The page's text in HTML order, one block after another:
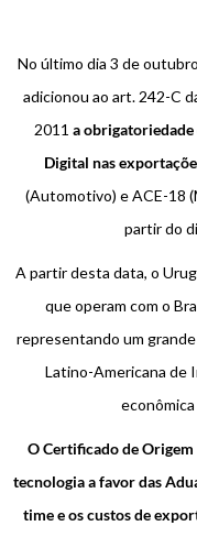
No último dia 3 de
adicionou ao art. 242-C
2011 a
Digital nas
(Automotivo) e ACE-18
partir do
A partir desta data, o
que operam com o
representando um
Latino-Americana de
O Certificado de
tecnologia a favor das
time e os custos de